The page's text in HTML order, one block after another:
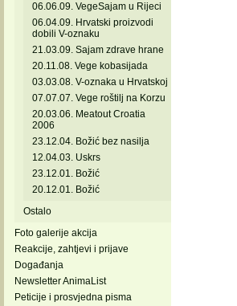
06.06.09. VegeSajam u Rijeci
06.04.09. Hrvatski proizvodi
dobili V-oznaku
21.03.09. Sajam zdrave hrane
20.11.08. Vege kobasijada
03.03.08. V-oznaka u Hrvatskoj
07.07.07. Vege roštilj na Korzu
20.03.06. Meatout Croatia
2006
23.12.04. Božić bez nasilja
12.04.03. Uskrs
23.12.01. Božić
20.12.01. Božić
Ostalo
Foto galerije akcija
Reakcije, zahtjevi i prijave
Događanja
Newsletter AnimaList
Peticije i prosvjedna pisma